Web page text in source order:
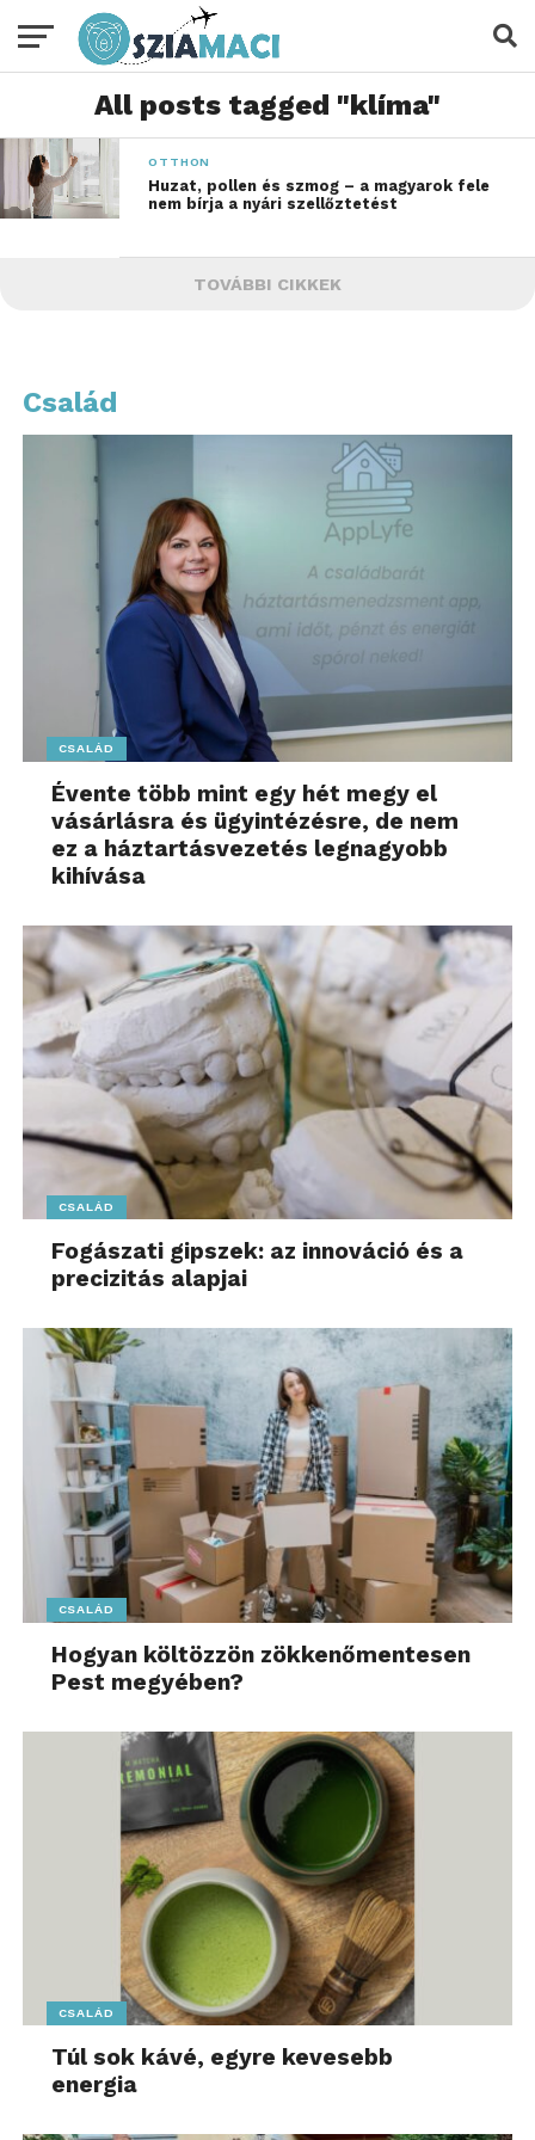
All posts tagged "klíma"
OTTHON
Huzat, pollen és szmog – a magyarok fele
nem bírja a nyári szellőztetést
TOVÁBBI CIKKEK
Család
CSALÁD
Évente több mint egy hét megy el
vásárlásra és ügyintézésre, de nem
ez a háztartásvezetés legnagyobb
kihívása
CSALÁD
Fogászati gipszek: az innováció és a
precizitás alapjai
CSALÁD
Hogyan költözzön zökkenőmentesen
Pest megyében?
CSALÁD
Túl sok kávé, egyre kevesebb
energia